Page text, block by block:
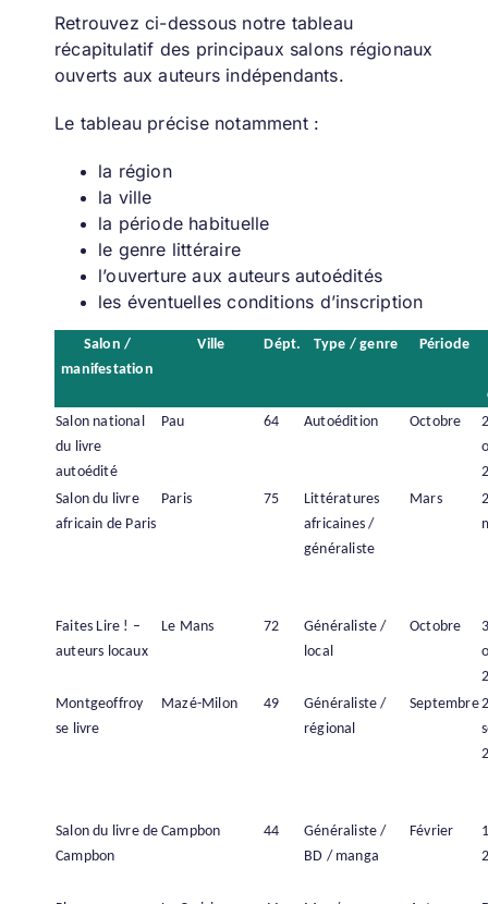
Retrouvez ci-dessous notre tableau
récapitulatif des principaux salons régionaux
ouverts aux auteurs indépendants.
Le tableau précise notamment :
la région
la ville
la période habituelle
le genre littéraire
l’ouverture aux auteurs autoédités
les éventuelles conditions d’inscription
Salon /
manifestation
Ville Dépt. Type / genre Période
Salon national
du livre
autoédité
Pau 64 Autoédition Octobre
Salon du livre
africain de Paris
Paris 75
Littératures
africaines /
généraliste
Mars
Faites Lire ! –
auteurs locaux
Le Mans 72
Généraliste /
local
Octobre
Montgeoffroy
se livre
Mazé-Milon 49
Généraliste /
régional
Septembre
Salon du livre de
Campbon
Campbon 44
Généraliste /
BD / manga
Février